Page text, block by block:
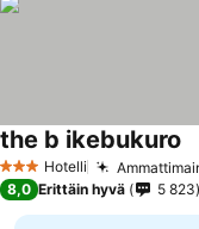
3 Tähtiluokitus
Hotelli
the b ikebukuro
8,0 Erittäin hyvä 5 823